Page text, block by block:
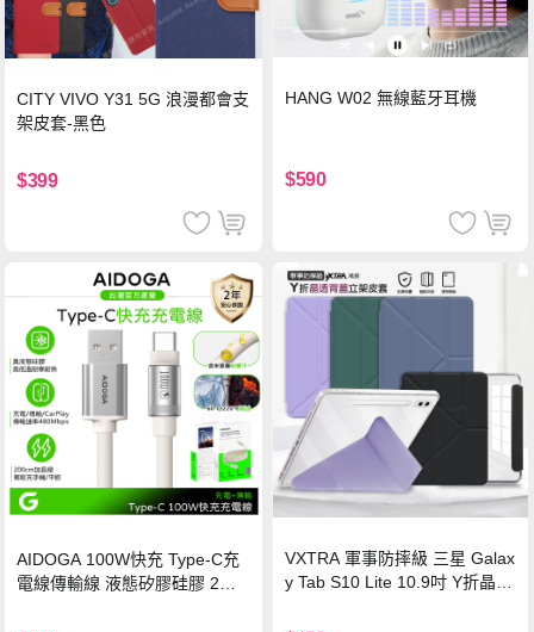
CITY VIVO Y31 5G 浪漫都會支
架皮套-黑色
$399
HANG W02 無線藍牙耳機
$590
AIDOGA 100W快充 Type-C充
電線傳輸線 液態矽膠硅膠 2M
VXTRA 軍事防摔級 三星 Galax
y Tab S10 Lite 10.9吋 Y折晶透